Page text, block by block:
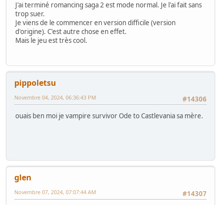
J'ai terminé romancing saga 2 est mode normal. Je l'ai fait sans
trop suer.
Je viens de le commencer en version difficile (version
d'origine). C'est autre chose en effet.
Mais le jeu est très cool.
pippoletsu
#14306
Novembre 04, 2024, 06:36:43 PM
ouais ben moi je vampire survivor Ode to Castlevania sa mère.
glen
#14307
Novembre 07, 2024, 07:07:44 AM